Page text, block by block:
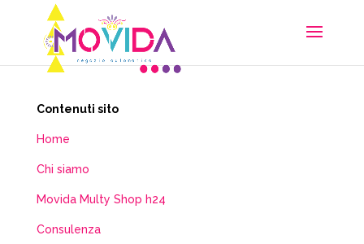
Contenuti sito
Home
Chi siamo
Movida Multy Shop h24
Consulenza